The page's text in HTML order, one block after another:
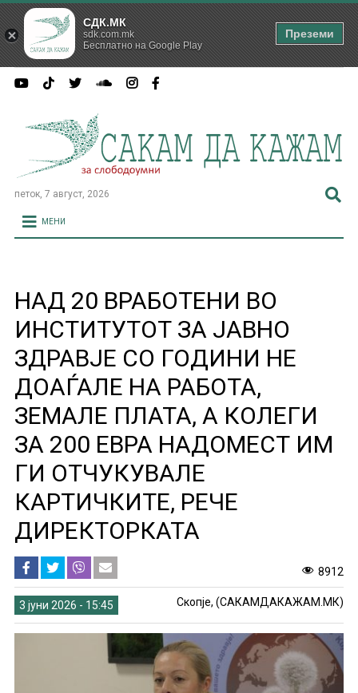
петок, 7 август, 2026
МЕНИ
НАД 20 ВРАБОТЕНИ ВО
ИНСТИТУТОТ ЗА ЈАВНО
ЗДРАВЈЕ СО ГОДИНИ НЕ
ДОАЃАЛЕ НА РАБОТА,
ЗЕМАЛЕ ПЛАТА, А КОЛЕГИ
ЗА 200 ЕВРА НАДОМЕСТ ИМ
ГИ ОТЧУКУВАЛЕ
КАРТИЧКИТЕ, РЕЧЕ
ДИРЕКТОРКАТА
8912
3 јуни 2026 - 15:45 Скопје, (САКАМДАКАЖАМ.МК)
СДК.МК
sdk.com.mk
Бесплатно на Google Play
Преземи